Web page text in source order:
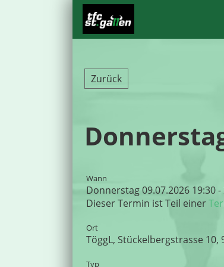
Zurück
Wann
Donnerstag 09.07.2026 19:30 -
Dieser Termin ist Teil einer
Ort
TöggL, Stückelbergstrasse 10,
Typ